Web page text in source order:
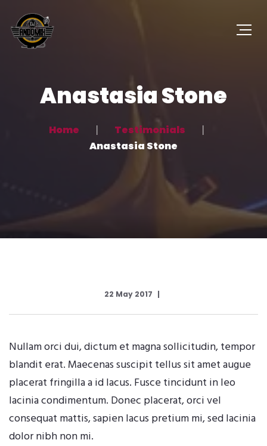
Anastasia Stone
Home
Testimonials
Anastasia Stone
22 May 2017
Nullam orci dui, dictum et magna sollicitudin, tempor
blandit erat. Maecenas suscipit tellus sit amet augue
placerat fringilla a id lacus. Fusce tincidunt in leo
lacinia condimentum. Donec placerat, orci vel
consequat mattis, sapien lacus pretium mi, sed lacinia
dolor nibh non mi.